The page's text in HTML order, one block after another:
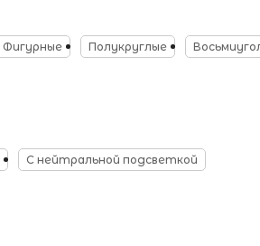
Фигурные Полукруглые
С нейтральной подсветкой